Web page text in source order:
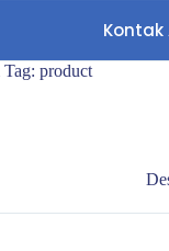
Kontak
Tag: product